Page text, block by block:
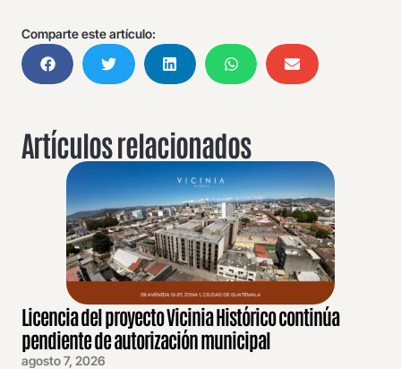
Comparte este artículo:
Artículos relacionados
Licencia del proyecto Vicinia Histórico continúa
pendiente de autorización municipal
agosto 7, 2026